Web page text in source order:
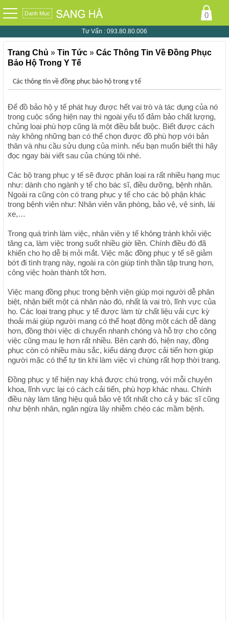
Danh Mục 0
Tư Vấn : 093.80.80.006
Trang Chủ » Tin Tức » Các Thông Tin Về Đồng Phục
Bảo Hộ Trong Y Tế
Các thông tin về đồng phục bảo hộ trong y tế
Để đồ bảo hộ y tế phát huy được hết vai trò và tác dụng của nó
trong cuộc sống hiện nay thì ngoài yếu tố đảm bảo chất lượng,
chủng loại phù hợp cũng là một điều bắt buộc. Biết được cách
này không những bạn có thể chọn được đồ phù hợp với bản
thân và nhu cầu sửu dụng của mình. nếu bạn muốn biết thì hãy
đọc ngay bài viết sau của chúng tôi nhé.
Các bộ trang phục y tế sẽ được phân loại ra rất nhiều hạng mục
như: dành cho ngành y tế cho bác sĩ, điều dưỡng, bệnh nhân.
Ngoài ra cũng còn có trang phục y tế cho các bộ phận khác
trong bệnh viện như: Nhân viên văn phòng, bảo vệ, vệ sinh, lái
xe,…
Trong quá trình làm việc, nhân viên y tế không tránh khỏi việc
tăng ca, làm việc trong suốt nhiều giờ liền. Chính điều đó đã
khiến cho họ dễ bị mỏi mắt. Việc mặc đồng phục y tế sẽ giảm
bớt đi tình trạng này, ngoài ra còn giúp tình thần tập trung hơn,
công việc hoàn thành tốt hơn.
Việc mang đồng phục trong bệnh viện giúp mọi người dễ phân
biệt, nhận biết một cá nhân nào đó, nhất là vai trò, lĩnh vực của
họ. Các loại trang phục y tế được làm từ chất liệu vải cực kỳ
thoải mái giúp người mang có thể hoạt động một cách dễ dàng
hơn, đồng thời việc di chuyển nhanh chóng và hỗ trợ cho công
việc cũng mau lẹ hơn rất nhiều. Bên cạnh đó, hiện nay, đồng
phục còn có nhiều màu sắc, kiểu dáng được cải tiến hơn giúp
người mặc có thể tự tin khi làm việc vì chúng rất hợp thời trang.
Đồng phục y tế hiện nay khá được chú trọng, với mỗi chuyên
khoa, lĩnh vực lại có cách cải tiến, phù hợp khác nhau. Chính
điều này làm tăng hiệu quả bảo vệ tốt nhất cho cả y bác sĩ cũng
như bệnh nhân, ngăn ngừa lây nhiễm chéo các mầm bệnh.